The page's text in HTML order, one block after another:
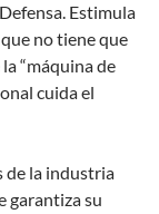
Estimula
no tiene que
“máquina de
cuida el
de la industria
garantiza su